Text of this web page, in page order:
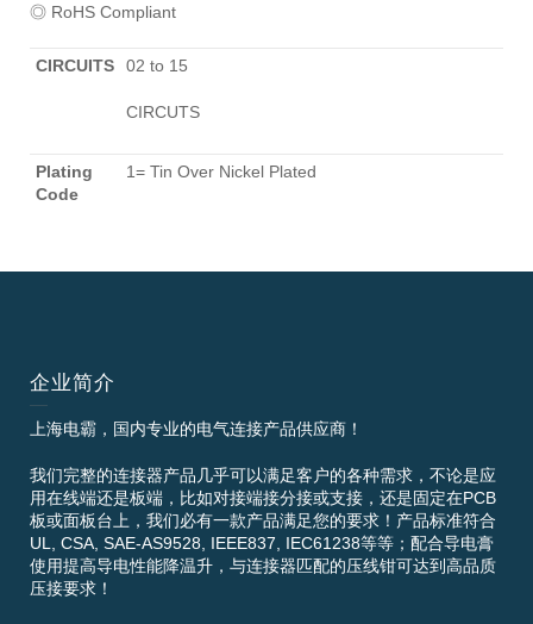
◎ RoHS Compliant
CIRCUITS 02 to 15
CIRCUTS
Plating
Code
1= Tin Over Nickel Plated
企业简介
上海电霸，国内专业的电气连接产品供应商！
我们完整的连接器产品几乎可以满足客户的各种需求，不论是应
用在线端还是板端，比如对接端接分接或支接，还是固定在PCB
板或面板台上，我们必有一款产品满足您的要求！产品标准符合
UL, CSA, SAE-AS9528, IEEE837, IEC61238等等；配合导电膏
使用提高导电性能降温升，与连接器匹配的压线钳可达到高品质
压接要求！